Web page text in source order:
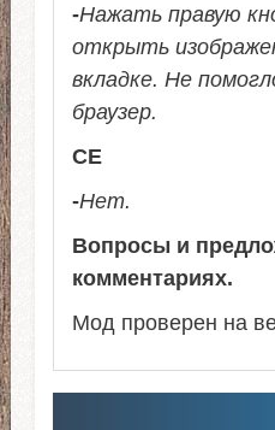
-Нажать правую
открыть
вкладке. Не
браузер.
СЕ
-Нет.
Вопросы и
комментариях.
Мод проверен на